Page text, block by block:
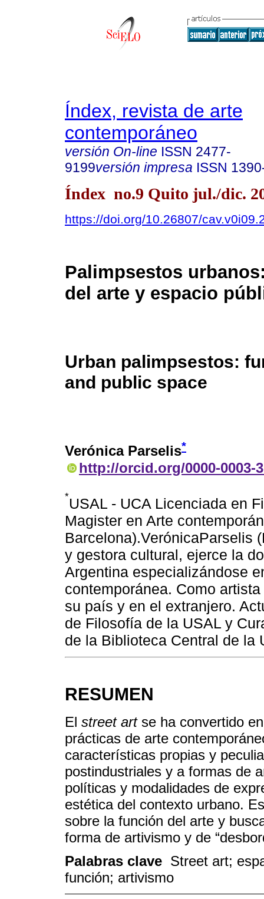
Índex, revista de arte
contemporáneo
versión On-line ISSN 2477-
9199versión impresa ISSN
Índex no.9 Quito jul./dic.
https://doi.org/10.26807/
Palimpsestos
del arte y espacio
Urban palimpsestos:
and public space
Verónica Parselis*
http://orcid.org/0000-0003-
*USAL - UCA Licenciada en
Magister en Arte
Barcelona).VerónicaParselis
y gestora cultural, ejerce la
Argentina especializándose
contemporánea. Como
su país y en el extranjero.
de Filosofía de la USAL y
de la Biblioteca Central de la
RESUMEN
El street artse ha convertido
prácticas de arte
características propias y
postindustriales y a formas de
políticas y modalidades de
estética del contexto urbano.
sobre la función del arte y
forma de artivismo y de
Palabras clave Street art;
función; artivismo